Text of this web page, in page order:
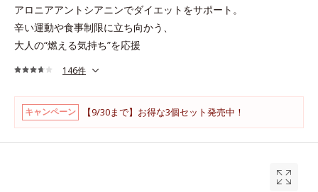
アロニアアントシアニンでダイエットをサポート。
辛い運動や食事制限に立ち向かう、
大人の“燃える気持ち”を応援
146件
キャンペーン 【9/30まで】お得な3個セット発売中！